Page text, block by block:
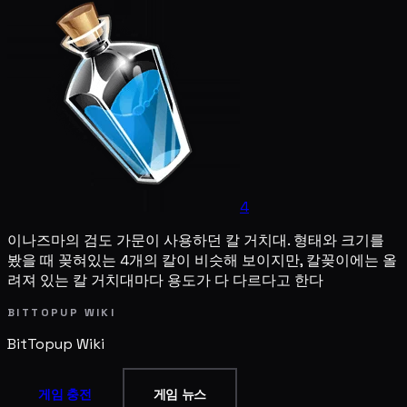
4
이나즈마의 검도 가문이 사용하던 칼 거치대. 형태와 크기를
봤을 때 꽂혀있는 4개의 칼이 비슷해 보이지만, 칼꽂이에는 올
려져 있는 칼 거치대마다 용도가 다 다르다고 한다
BITTOPUP WIKI
BitTopup Wiki
게임 충전 게임 뉴스